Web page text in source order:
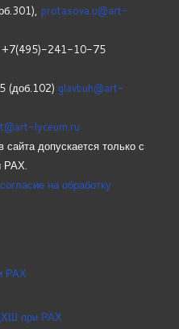
protasova.u@art-
+7(495)-241-10-75
(доб.102) glavbuh@art-
lyceum.ru
допускается только с
РАХ.
согласие на обработку
РАХ
при РАХ